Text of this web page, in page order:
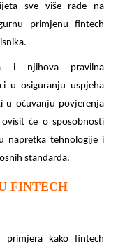
sve više rade na
primjenu fintech
i njihova pravilna
u osiguranju uspjeha
u očuvanju povjerenja
će o sposobnosti
napretka tehnologije i
standarda.
FINTECH
primjera kako fintech